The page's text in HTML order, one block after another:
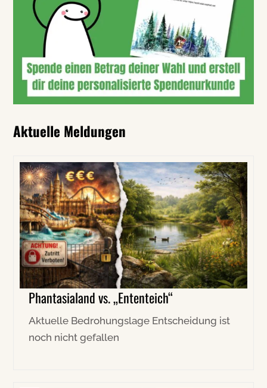
Aktuelle Meldungen
Phantasialand vs. „Ententeich“
Aktuelle Bedrohungslage Entscheidung ist
noch nicht gefallen